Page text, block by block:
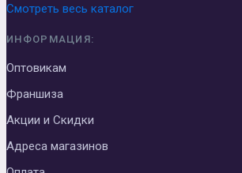
Смотреть весь каталог
ИНФОРМАЦИЯ:
Оптовикам
Франшиза
Акции и Скидки
Адреса магазинов